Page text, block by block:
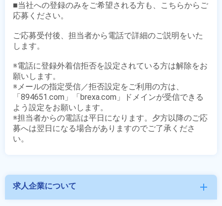
■当社への登録のみをご希望される方も、こちらからご
応募ください。
ご応募受付後、担当者から電話で詳細のご説明をいた
します。
※電話に登録外着信拒否を設定されている方は解除をお
願いします。
※メールの指定受信／拒否設定をご利用の方は、
「894651.com」「brexa.com」ドメインが受信できる
よう設定をお願いします。
※担当者からの電話は平日になります。夕方以降のご応
募へは翌日になる場合がありますのでご了承くださ
求人企業について add